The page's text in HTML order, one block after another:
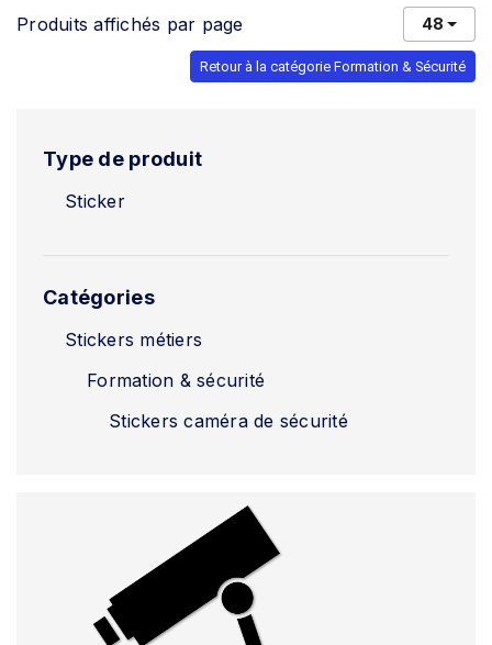
Produits affichés par page 48
Retour à la catégorie Formation & Sécurité
Type de produit
Sticker
Catégories
Stickers métiers
Formation & sécurité
Stickers caméra de sécurité